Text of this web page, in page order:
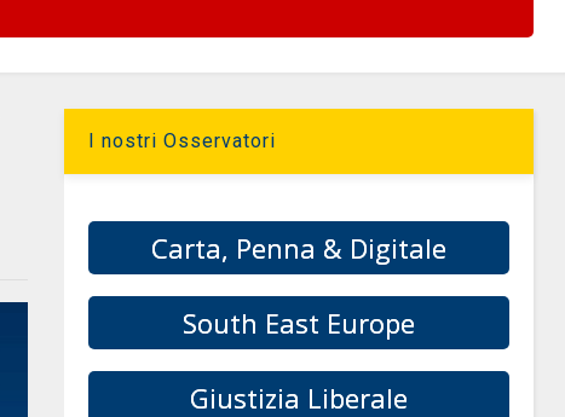
I nostri Osservatori
Carta, Penna & Digitale
South East Europe
Giustizia Liberale